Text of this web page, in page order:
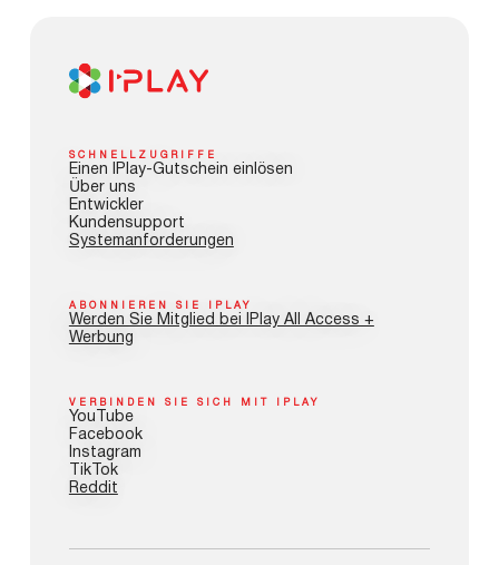
SCHNELLZUGRIFFE
Einen IPlay-Gutschein einlösen
Über uns
Entwickler
Kundensupport
Systemanforderungen
ABONNIEREN SIE IPLAY
Werden Sie Mitglied bei IPlay All Access +
Werbung
VERBINDEN SIE SICH MIT IPLAY
YouTube
Facebook
Instagram
TikTok
Reddit